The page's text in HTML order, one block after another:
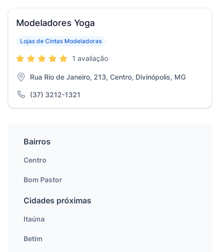
Modeladores Yoga
Lojas de Cintas Modeladoras
1 avaliação
Rua Rio de Janeiro, 213, Centro, Divinópolis, MG
(37) 3212-1321
Bairros
Centro
Bom Pastor
Cidades próximas
Itaúna
Betim